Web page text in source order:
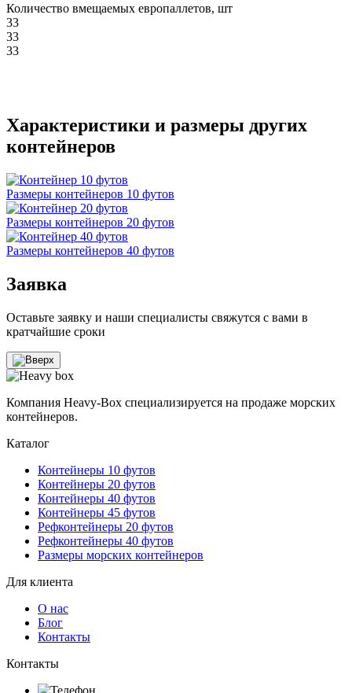
Количество вмещаемых европаллетов, шт
33
33
33
Характеристики и размеры других
контейнеров
Размеры контейнеров 10 футов
Размеры контейнеров 20 футов
Размеры контейнеров 40 футов
Заявка
Оставьте заявку и наши специалисты свяжутся с вами в
кратчайшие сроки
Компания Heavy-Box специализируется на продаже морских
контейнеров.
Каталог
Контейнеры 10 футов
Контейнеры 20 футов
Контейнеры 40 футов
Контейнеры 45 футов
Рефконтейнеры 20 футов
Рефконтейнеры 40 футов
Размеры морских контейнеров
Для клиента
О нас
Блог
Контакты
Контакты